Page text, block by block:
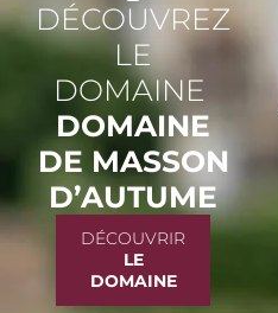
DÉCOUVREZ
LE
DOMAINE
DOMAINE
DE MASSON
D’AUTUME
DÉCOUVRIR
LE
DOMAINE